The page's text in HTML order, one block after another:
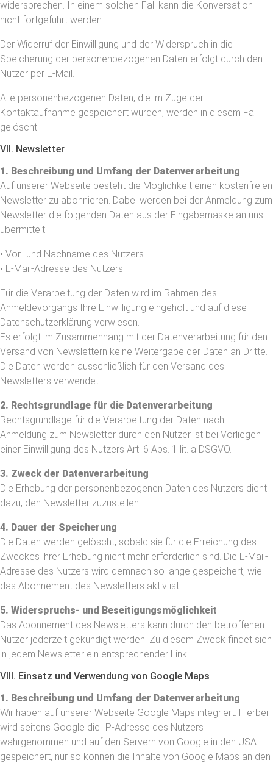
widersprechen. In einem solchen Fall kann die Konversation
nicht fortgeführt werden.
Der Widerruf der Einwilligung und der Widerspruch in die
Speicherung der personenbezogenen Daten erfolgt durch den
Nutzer per E-Mail.
Alle personenbezogenen Daten, die im Zuge der
Kontaktaufnahme gespeichert wurden, werden in diesem Fall
gelöscht.
VII. Newsletter
1. Beschreibung und Umfang der Datenverarbeitung
Auf unserer Webseite besteht die Möglichkeit einen kostenfreien
Newsletter zu abonnieren. Dabei werden bei der Anmeldung zum
Newsletter die folgenden Daten aus der Eingabemaske an uns
übermittelt:
• Vor- und Nachname des Nutzers
• E-Mail-Adresse des Nutzers
Für die Verarbeitung der Daten wird im Rahmen des
Anmeldevorgangs Ihre Einwilligung eingeholt und auf diese
Datenschutzerklärung verwiesen.
Es erfolgt im Zusammenhang mit der Datenverarbeitung für den
Versand von Newslettern keine Weitergabe der Daten an Dritte.
Die Daten werden ausschließlich für den Versand des
Newsletters verwendet.
2. Rechtsgrundlage für die Datenverarbeitung
Rechtsgrundlage für die Verarbeitung der Daten nach
Anmeldung zum Newsletter durch den Nutzer ist bei Vorliegen
einer Einwilligung des Nutzers Art. 6 Abs. 1 lit. a DSGVO.
3. Zweck der Datenverarbeitung
Die Erhebung der personenbezogenen Daten des Nutzers dient
dazu, den Newsletter zuzustellen.
4. Dauer der Speicherung
Die Daten werden gelöscht, sobald sie für die Erreichung des
Zweckes ihrer Erhebung nicht mehr erforderlich sind. Die E-Mail-
Adresse des Nutzers wird demnach so lange gespeichert, wie
das Abonnement des Newsletters aktiv ist.
5. Widerspruchs- und Beseitigungsmöglichkeit
Das Abonnement des Newsletters kann durch den betroffenen
Nutzer jederzeit gekündigt werden. Zu diesem Zweck findet sich
in jedem Newsletter ein entsprechender Link.
VIII. Einsatz und Verwendung von Google Maps
1. Beschreibung und Umfang der Datenverarbeitung
Wir haben auf unserer Webseite Google Maps integriert. Hierbei
wird seitens Google die IP-Adresse des Nutzers
wahrgenommen und auf den Servern von Google in den USA
gespeichert, nur so können die Inhalte von Google Maps an den